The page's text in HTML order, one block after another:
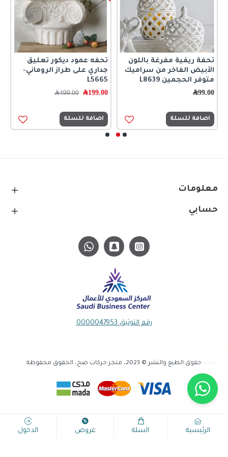
تحفة ريفية مفرغة باللون
الأبيض الفاخر من سراميك
متوفر الحجمين L8639
99.00﷼
اضافة للسلة
تحفه عمود ديكور تعليق
جداري على طراز الروماني-
L5665
199.00﷼ 499.00﷼
اضافة للسلة
معلومات
حسابي
رقم التوثيق 0000047953
حقوق الطبع والنشر © 2023، متجر حركات صح، الحقوق محفوظة
الرئيسية السلة عروض الدخول